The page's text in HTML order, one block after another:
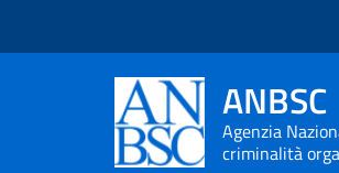
ANBSC
Agenzia
criminalità